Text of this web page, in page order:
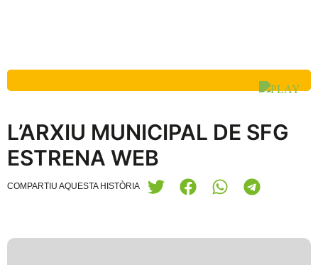
L’ARXIU MUNICIPAL DE SFG
ESTRENA WEB
COMPARTIU AQUESTA HISTÒRIA